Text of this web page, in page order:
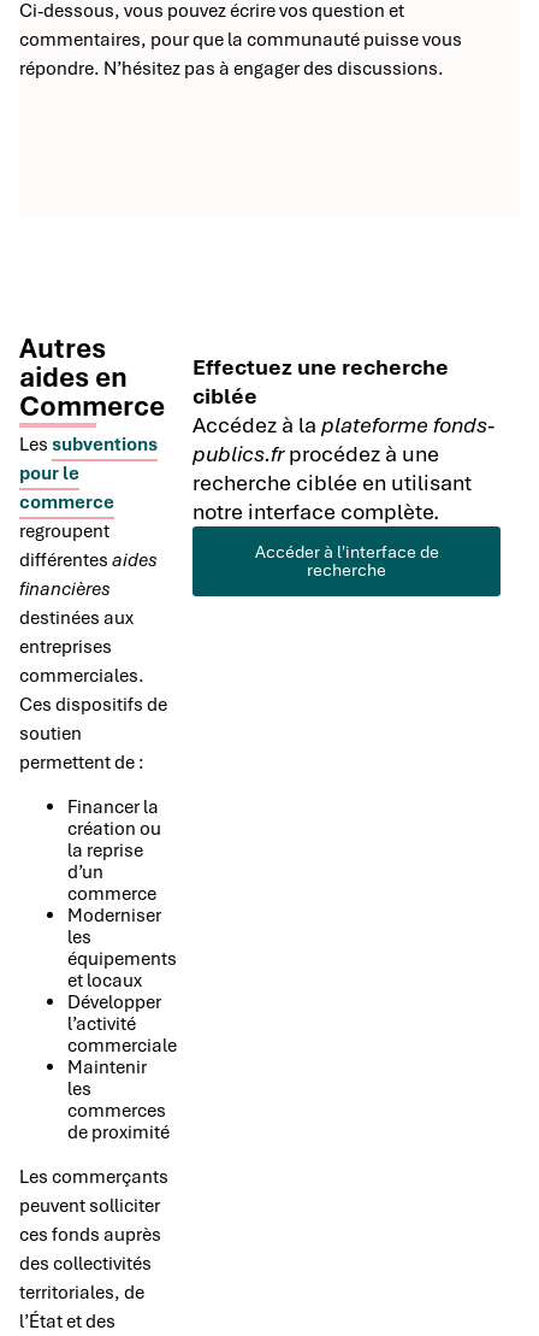
Ci-dessous, vous pouvez écrire vos question et
commentaires, pour que la communauté puisse vous
répondre. N’hésitez pas à engager des discussions.
Autres
aides en
Commerce
Les subventions
pour le
commerce
regroupent
différentes aides
financières
destinées aux
entreprises
commerciales.
Ces dispositifs de
soutien
permettent de :
Financer la
création ou
la reprise
d’un
commerce
Moderniser
les
équipements
et locaux
Développer
l’activité
commerciale
Maintenir
les
commerces
de proximité
Les commerçants
peuvent solliciter
ces fonds auprès
des collectivités
territoriales, de
l’État et des
Effectuez une recherche
ciblée
Accédez à laplateforme fonds-
publics.frprocédez à une
recherche ciblée en utilisant
notre interface complète.
Accéder à l'interface de
recherche